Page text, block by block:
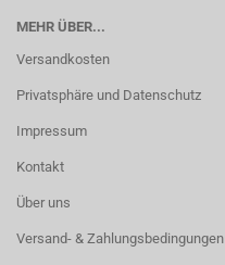
MEHR ÜBER...
Versandkosten
Privatsphäre und Datenschutz
Impressum
Kontakt
Über uns
Versand- & Zahlungsbedingungen